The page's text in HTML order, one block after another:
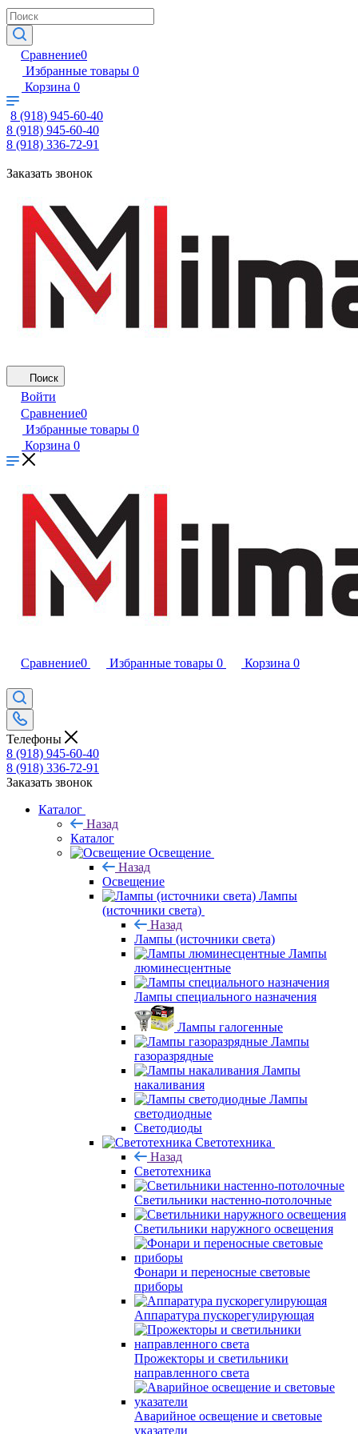
Сравнение0
Избранные товары 0
Корзина 0
8 (918) 945-60-40
8 (918) 945-60-40
8 (918) 336-72-91
Заказать звонок
Поиск
Войти
Сравнение0
Избранные товары 0
Корзина 0
Сравнение0 Избранные товары 0 Корзина 0
Телефоны
8 (918) 945-60-40
8 (918) 336-72-91
Заказать звонок
Каталог
Назад
Каталог
Освещение
Назад
Освещение
Лампы
(источники света)
Назад
Лампы (источники света)
Лампы
люминесцентные
Лампы специального назначения
Лампы галогенные
Лампы
газоразрядные
Лампы
накаливания
Лампы
светодиодные
Светодиоды
Светотехника
Назад
Светотехника
Светильники настенно-потолочные
Светильники наружного освещения
Фонари и переносные световые
приборы
Аппаратура пускорегулирующая
Прожекторы и светильники
направленного света
Аварийное освещение и световые
указатели